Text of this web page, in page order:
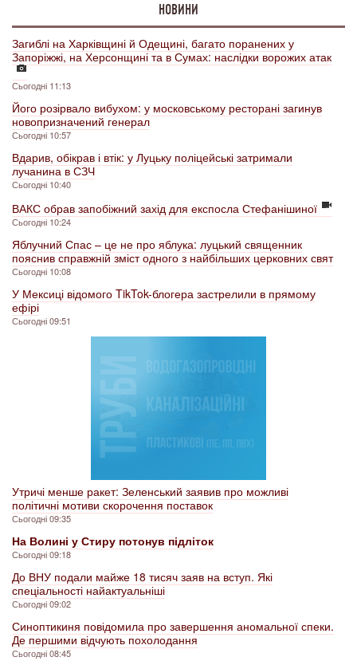
НОВИНИ
Загиблі на Харківщині й Одещині, багато поранених у
Запоріжжі, на Херсонщині та в Сумах: наслідки ворожих атак
Сьогодні 11:13
Його розірвало вибухом: у московському ресторані загинув
новопризначений генерал
Сьогодні 10:57
Вдарив, обікрав і втік: у Луцьку поліцейські затримали
лучанина в СЗЧ
Сьогодні 10:40
ВАКС обрав запобіжний захід для експосла Стефанішиної
Сьогодні 10:24
Яблучний Спас – це не про яблука: луцький священник
пояснив справжній зміст одного з найбільших церковних свят
Сьогодні 10:08
У Мексиці відомого TikTok-блогера застрелили в прямому
ефірі
Сьогодні 09:51
Утричі менше ракет: Зеленський заявив про можливі
політичні мотиви скорочення поставок
Сьогодні 09:35
На Волині у Стиру потонув підліток
Сьогодні 09:18
До ВНУ подали майже 18 тисяч заяв на вступ. Які
спеціальності найактуальніші
Сьогодні 09:02
Синоптикиня повідомила про завершення аномальної спеки.
Де першими відчують похолодання
Сьогодні 08:45